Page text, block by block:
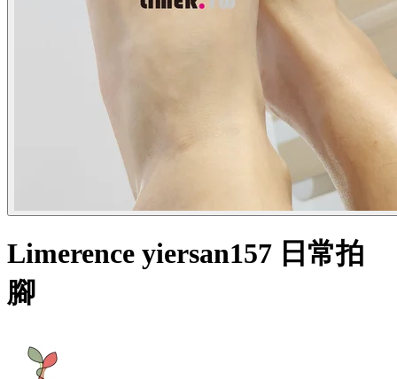
Limerence yiersan157 日常拍
腳